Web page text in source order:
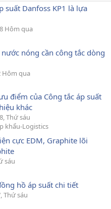
suất Danfoss KP1 là lựa
Hôm qua
nóng cần công tắc dòng
Hôm qua
điểm của Công tắc áp suất
khác
Thứ sáu
khẩu-Logistics
cực EDM, Graphite lõi
sáu
hồ áp suất chi tiết
Thứ sáu